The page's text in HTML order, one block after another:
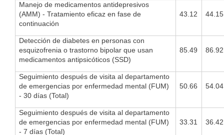
Manejo de medicamentos antidepresivos
(AMM) - Tratamiento eficaz en fase de
continuación
43.12 44.15
Detección de diabetes en personas con
esquizofrenia o trastorno bipolar que usan
medicamentos antipsicóticos (SSD)
85.49 86.92
Seguimiento después de visita al departamento
de emergencias por enfermedad mental (FUM)
- 30 días (Total)
50.66 54.04
Seguimiento después de visita al departamento
de emergencias por enfermedad mental (FUM)
- 7 días (Total)
33.31 36.42